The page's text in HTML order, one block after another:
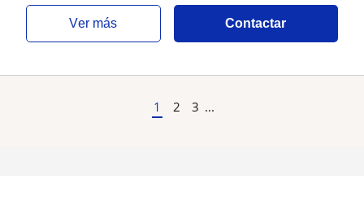
ver más Contactar
1 2 3 ...